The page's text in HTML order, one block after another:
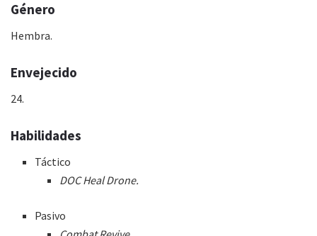
Género
Hembra.
Envejecido
24.
Habilidades
Táctico
DOC Heal Drone.
Pasivo